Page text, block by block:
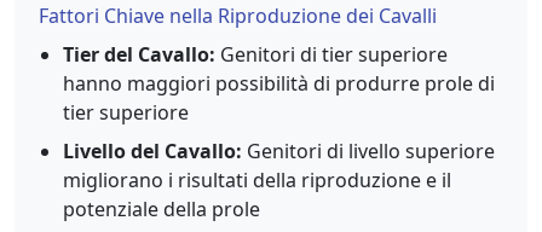
Fattori Chiave nella Riproduzione dei Cavalli
Tier del Cavallo: Genitori di tier superiore
hanno maggiori possibilità di produrre prole di
tier superiore
Livello del Cavallo: Genitori di livello superiore
migliorano i risultati della riproduzione e il
potenziale della prole